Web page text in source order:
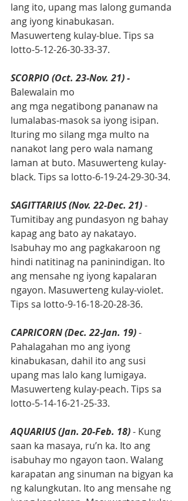
lang ito, upang mas lalong gumanda
ang iyong kinabukasan.
Masuwerteng kulay-blue. Tips sa
lotto-5-12-26-30-33-37.
SCORPIO (Oct. 23-Nov. 21) -
Balewalain mo
ang mga negatibong pananaw na
lumalabas-masok sa iyong isipan.
Ituring mo silang mga multo na
nanakot lang pero wala namang
laman at buto. Masuwerteng kulay-
black. Tips sa lotto-6-19-24-29-30-34.
SAGITTARIUS (Nov. 22-Dec. 21) -
Tumitibay ang pundasyon ng bahay
kapag ang bato ay nakatayo.
Isabuhay mo ang pagkakaroon ng
hindi natitinag na paninindigan. Ito
ang mensahe ng iyong kapalaran
ngayon. Masuwerteng kulay-violet.
Tips sa lotto-9-16-18-20-28-36.
CAPRICORN (Dec. 22-Jan. 19) -
Pahalagahan mo ang iyong
kinabukasan, dahil ito ang susi
upang mas lalo kang lumigaya.
Masuwerteng kulay-peach. Tips sa
lotto-5-14-16-21-25-33.
AQUARIUS (Jan. 20-Feb. 18) - Kung
saan ka masaya, ru’n ka. Ito ang
isabuhay mo ngayon taon. Walang
karapatan ang sinuman na bigyan ka
ng kalungkutan. Ito ang mensahe ng